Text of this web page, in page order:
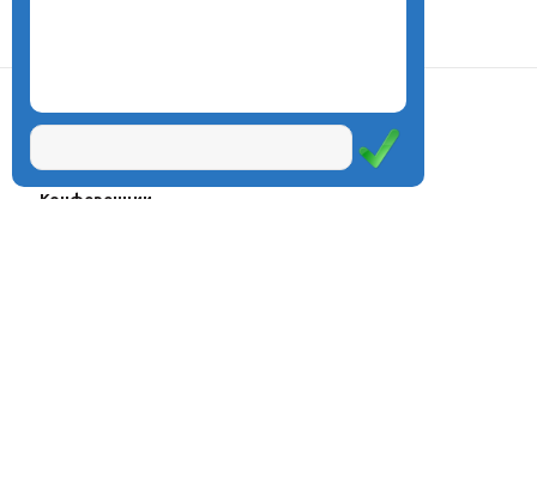
Проекты
Олимпиады
Конферeнции